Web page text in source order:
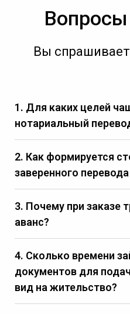
Вы
1. Для каких целей
нотариальный
2. Как формируется
заверенного
3. Почему при заказе
аванс?
4. Сколько времени
документов для
вид на жительство?